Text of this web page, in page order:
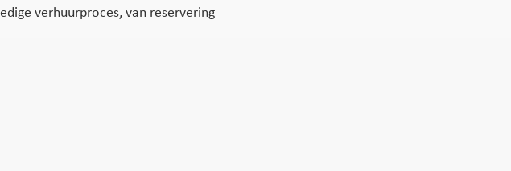
verhuurproces, van reservering